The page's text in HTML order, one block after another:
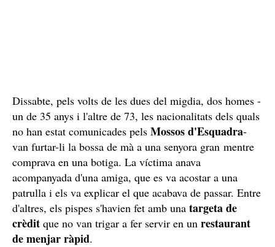
Dissabte, pels volts de les dues del migdia, dos homes -
un de 35 anys i l'altre de 73, les nacionalitats dels quals
no han estat comunicades pels Mossos d'Esquadra-
van furtar-li la bossa de mà a una senyora gran mentre
comprava en una botiga. La víctima anava
acompanyada d'una amiga, que es va acostar a una
patrulla i els va explicar el que acabava de passar. Entre
d'altres, els pispes s'havien fet amb una targeta de
crèdit que no van trigar a fer servir en un restaurant
de menjar ràpid.